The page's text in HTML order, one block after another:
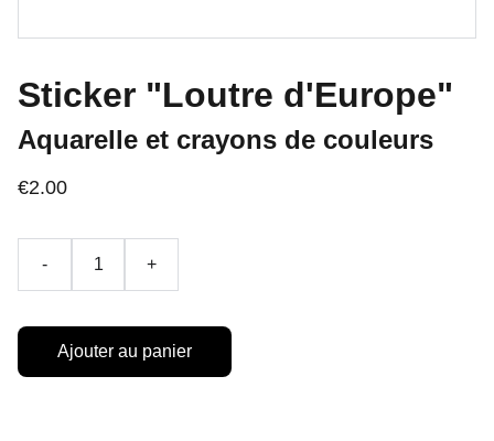
Sticker "Loutre d'Europe"
Aquarelle et crayons de couleurs
€2.00
- +
Ajouter au panier